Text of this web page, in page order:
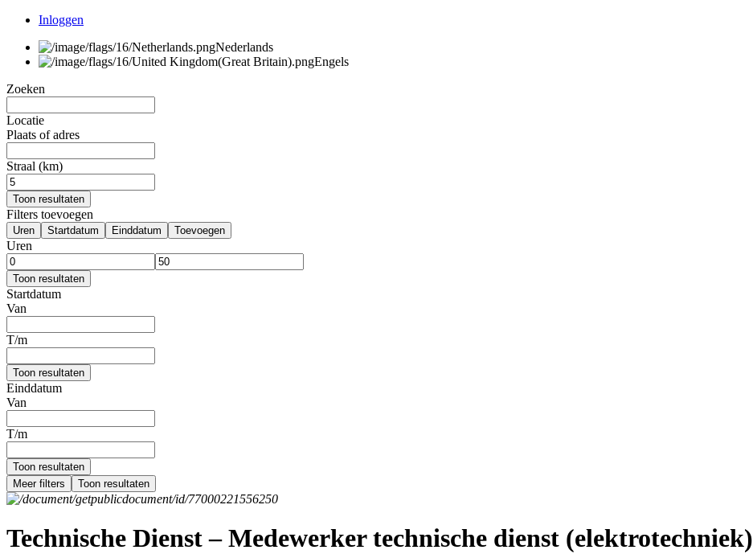
Inloggen
Nederlands
Engels
Zoeken
Locatie
Plaats of adres
Straal (km)
Toon resultaten
Filters toevoegen
Uren Startdatum Einddatum Toevoegen
Uren
Toon resultaten
Startdatum
Van
T/m
Toon resultaten
Einddatum
Van
T/m
Toon resultaten
Meer filters
Toon resultaten
Technische Dienst – Medewerker technische dienst (elektrotechniek)